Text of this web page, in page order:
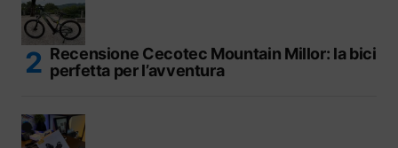
Recensione Cecotec Mountain Millor: la bici
perfetta per l’avventura